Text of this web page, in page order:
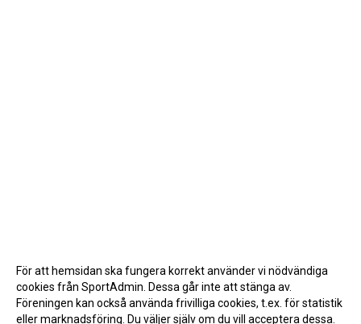
För att hemsidan ska fungera korrekt använder vi nödvändiga
cookies från SportAdmin. Dessa går inte att stänga av.
Föreningen kan också använda frivilliga cookies, t.ex. för statistik
eller marknadsföring. Du väljer själv om du vill acceptera dessa.